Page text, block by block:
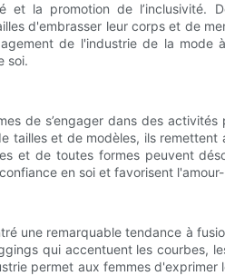
la promotion de l’inclusivité.
d'embrasser leur corps et de
de l'industrie de la mode
soi.
de s’engager dans des activités
tailles et de modèles, ils remettent
et de toutes formes peuvent
en soi et favorisent
une remarquable tendance à
qui accentuent les courbes,
permet aux femmes d'exprimer